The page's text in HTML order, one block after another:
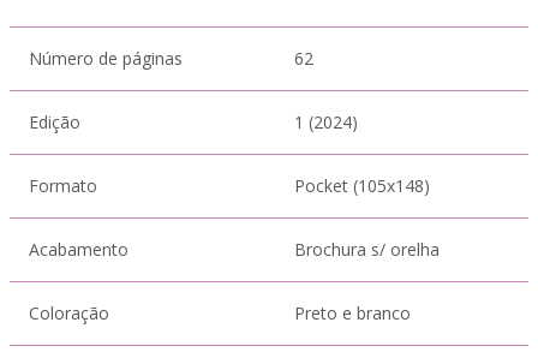
Número de páginas 62
Edição 1 (2024)
Formato Pocket (105x148)
Acabamento Brochura s/ orelha
Coloração Preto e branco